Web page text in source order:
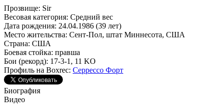
Прозвище: Sir
Весовая категория: Средний вес
Дата рождения: 24.04.1986 (39 лет)
Место жительства: Сент-Пол, штат Миннесота, США
Страна: США
Боевая стойка: правша
Бои (рекорд): 17-3-1, 11 KO
Профиль на Boxrec: Серрессо Форт
Биография
Видео